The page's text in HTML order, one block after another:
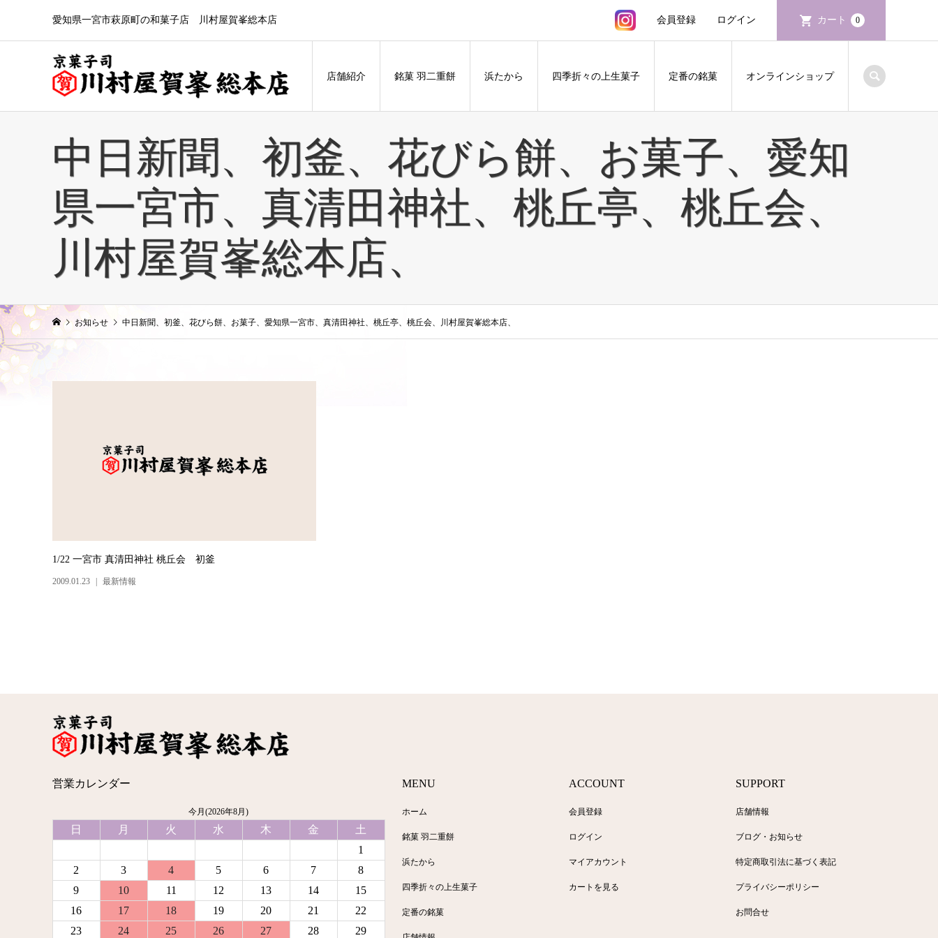
愛知県一宮市萩原町の和菓子店 川村屋賀峯総本店 会員登録 ログイン カート 0
店舗紹介 銘菓 羽二重餅 浜たから 四季折々の上生菓子 定番の銘菓 オンラインショップ
中日新聞、初釜、花びら餅、お菓子、愛知
県一宮市、真清田神社、桃丘亭、桃丘会、
川村屋賀峯総本店、
お知らせ 中日新聞、初釜、花びら餅、お菓子、愛知県一宮市、真清田神社、桃丘亭、桃丘会、川村屋賀峯総本店、
1/22 一宮市 真清田神社 桃丘会 初釜
2009.01.23 最新情報
営業カレンダー
今月(2026年8月)
日 月 火 水 木 金
土
1
2
3 4 5 6 7
8
9
10 11 12 13 14
15
16
17 18 19 20 21
22
23
24 25 26 27 28 29
MENU
ホーム
銘菓 羽二重餅
浜たから
四季折々の上生菓子
定番の銘菓
ACCOUNT
会員登録
ログイン
マイアカウント
カートを見る
SUPPORT
店舗情報
ブログ・お知らせ
特定商取引法に基づく表記
プライバシーポリシー
お問合せ